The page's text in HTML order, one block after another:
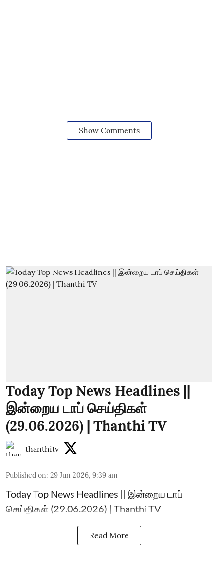
Show Comments
Today Top News Headlines ||
இன்றைய டாப் செய்திகள்
(29.06.2026) | Thanthi TV
thanthitv
Published on: 29 Jun 2026, 9:39 am
Today Top News Headlines || இன்றைய டாப்
செய்திகள் (29.06.2026) | Thanthi TV
Read More